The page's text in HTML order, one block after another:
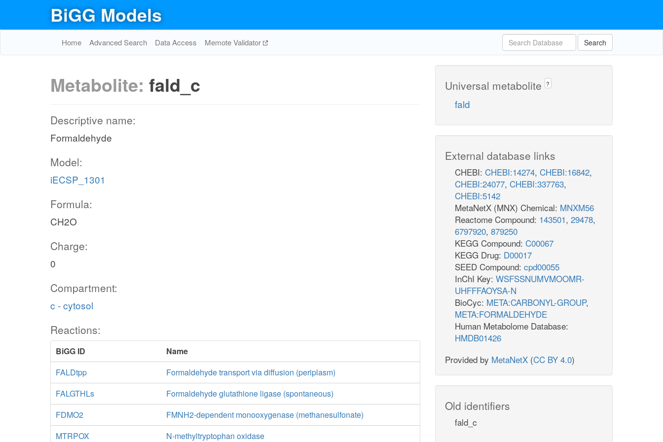
BiGG Models
Home Advanced Search Data Access Memote Validator Search
Metabolite: fald_c
Descriptive name:
Formaldehyde
Model:
iECSP_1301
Formula:
CH2O
Charge:
0
Compartment:
c - cytosol
Reactions:
BiGG ID
Name
FALDtpp
Formaldehyde transport via diffusion (periplasm)
FALGTHLs
Formaldehyde glutathione ligase (spontaneous)
FDMO2
FMNH2-dependent monooxygenase (methanesulfonate)
MTRPOX
N-methyltryptophan oxidase
Universal metabolite ?
fald
External database links
CHEBI: CHEBI:14274, CHEBI:16842,
CHEBI:24077, CHEBI:337763,
CHEBI:5142
MetaNetX (MNX) Chemical: MNXM56
Reactome Compound: 143501, 29478,
6797920, 879250
KEGG Compound: C00067
KEGG Drug: D00017
SEED Compound: cpd00055
InChI Key: WSFSSNUMVMOOMR-
UHFFFAOYSA-N
BioCyc: META:CARBONYL-GROUP,
META:FORMALDEHYDE
Human Metabolome Database:
HMDB01426
Provided by MetaNetX (CC BY 4.0)
Old identifiers
fald_c